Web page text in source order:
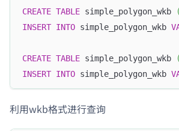
CREATE TABLE simple_polygon_wkb (
INSERT INTO simple_polygon_wkb
CREATE TABLE simple_polygon_wkb (
INSERT INTO simple_polygon_wkb
利用wkb格式进行查询